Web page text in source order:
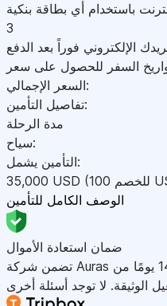
باستخدام أي بطاقة بنكية
3
الإلكتروني فوراً بعد الدفع
السفر للحصول على سعر
السعر الإجمالي:
تفاصيل التأمين:
مدة الرحلة
سياح:
التأمين يشمل:
35,000 USD
الوصف الكامل للتأمين
ضمان استعادة الأموال
تضمن شركة Auras للتأمين استرداد من المبلغ خلال 14 يومًا من